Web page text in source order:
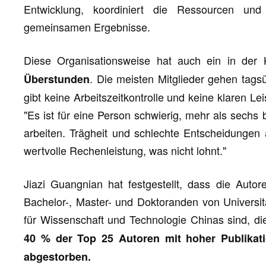
Entwicklung, koordiniert die Ressourcen
gemeinsamen Ergebnisse.
Diese Organisationsweise hat auch ein in
Überstunden. Die meisten Mitglieder gehen
gibt keine Arbeitszeitkontrolle und keine klaren
"Es ist für eine Person schwierig, mehr als
arbeiten. Trägheit und schlechte
wertvolle Rechenleistung, was nicht lohnt."
Jiazi Guangnian hat festgestellt, dass die
Bachelor-, Master- und Doktoranden von
für Wissenschaft und Technologie Chinas sind,
40 % der Top 25 Autoren mit hoher
abgestorben.